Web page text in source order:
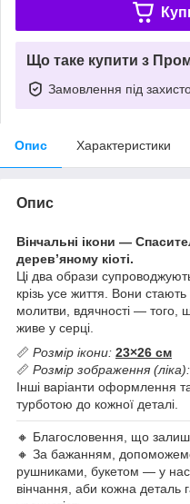
Що таке купити з
Замовлення під
Опис Характеристики
Опис
Вінчальні ікони —
дерев’яному кіоті.
Ці два образи
крізь усе життя. Вони
молитви, вдячності —
живе у серці.
📏 Розмір ікони: 23×26 см
📏 Розмір зображення (ліка):
Інші варіанти оформлення
турботою до кожної деталі.
🔸 Благословення, що
🔸 За бажанням,
рушниками, букетом — у нас
вінчання, аби кожна деталь